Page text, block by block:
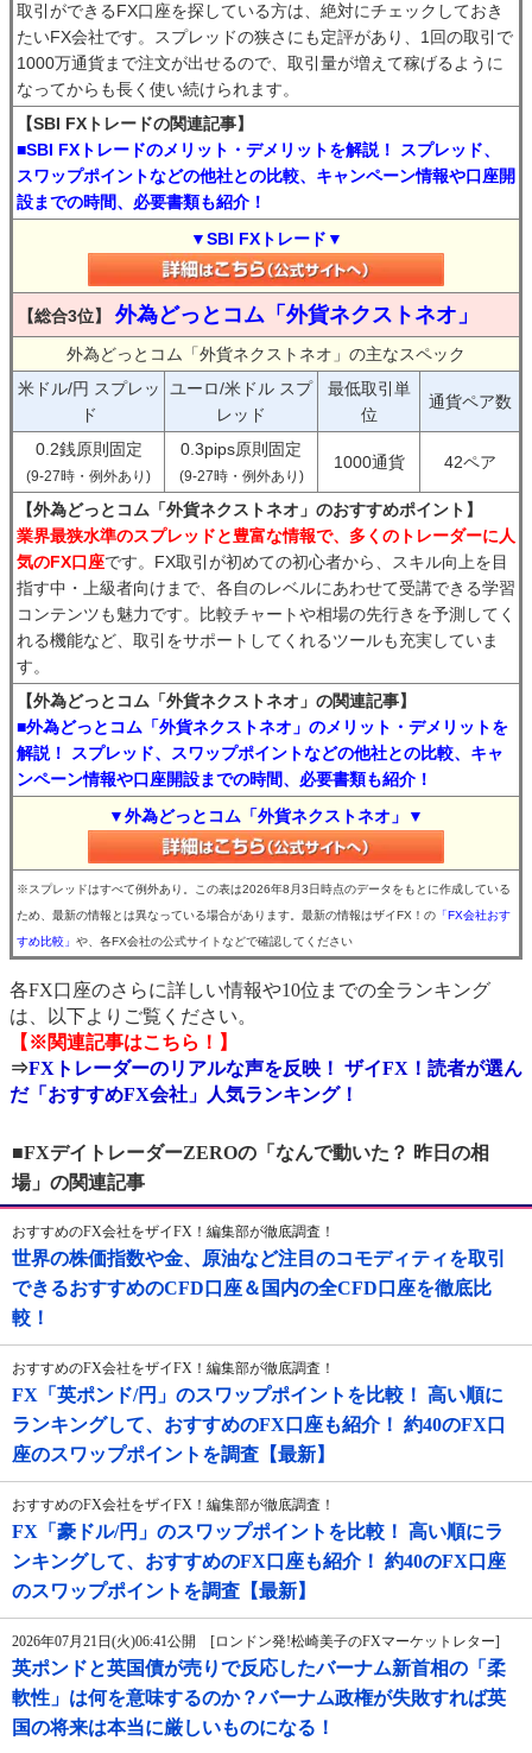
取引ができるFX口座を探している方は、絶対にチェックしておき
たいFX会社です。スプレッドの狭さにも定評があり、1回の取引で
1000万通貨まで注文が出せるので、取引量が増えて稼げるように
なってからも長く使い続けられます。
【SBI FXトレードの関連記事】
■SBI FXトレードのメリット・デメリットを解説！ スプレッド、
スワップポイントなどの他社との比較、キャンペーン情報や口座開
設までの時間、必要書類も紹介！
▼SBI FXトレード▼
【総合3位】 外為どっとコム「外貨ネクストネオ」
外為どっとコム「外貨ネクストネオ」の主なスペック
米ドル/円 スプレッ
ド
ユーロ/米ドル スプ
レッド
最低取引単
位
通貨ペア数
0.2銭原則固定
(9-27時・例外あり)
0.3pips原則固定
(9-27時・例外あり)
1000通貨 42ペア
【外為どっとコム「外貨ネクストネオ」のおすすめポイント】
業界最狭水準のスプレッドと豊富な情報で、多くのトレーダーに人
気のFX口座です。FX取引が初めての初心者から、スキル向上を目
指す中・上級者向けまで、各自のレベルにあわせて受講できる学習
コンテンツも魅力です。比較チャートや相場の先行きを予測してく
れる機能など、取引をサポートしてくれるツールも充実していま
す。
【外為どっとコム「外貨ネクストネオ」の関連記事】
■外為どっとコム「外貨ネクストネオ」のメリット・デメリットを
解説！ スプレッド、スワップポイントなどの他社との比較、キャ
ンペーン情報や口座開設までの時間、必要書類も紹介！
▼外為どっとコム「外貨ネクストネオ」▼
※スプレッドはすべて例外あり。この表は2026年8月3日時点のデータをもとに作成している
ため、最新の情報とは異なっている場合があります。最新の情報はザイFX！の 「FX会社おす
すめ比較」 や、各FX会社の公式サイトなどで確認してください
各FX口座のさらに詳しい情報や10位までの全ランキング
は、以下よりご覧ください。
【※関連記事はこちら！】
⇒FXトレーダーのリアルな声を反映！ ザイFX！読者が選ん
だ「おすすめFX会社」人気ランキング！
■FXデイトレーダーZEROの「なんで動いた？ 昨日の相
場」の関連記事
おすすめのFX会社をザイFX！編集部が徹底調査！
世界の株価指数や金、原油など注目のコモディティを取引
できるおすすめのCFD口座＆国内の全CFD口座を徹底比
較！
おすすめのFX会社をザイFX！編集部が徹底調査！
FX「英ポンド/円」のスワップポイントを比較！ 高い順に
ランキングして、おすすめのFX口座も紹介！ 約40のFX口
座のスワップポイントを調査【最新】
おすすめのFX会社をザイFX！編集部が徹底調査！
FX「豪ドル/円」のスワップポイントを比較！ 高い順にラ
ンキングして、おすすめのFX口座も紹介！ 約40のFX口座
のスワップポイントを調査【最新】
2026年07月21日(火)06:41公開 [ロンドン発!松崎美子のFXマーケットレター]
英ポンドと英国債が売りで反応したバーナム新首相の「柔
軟性」は何を意味するのか？バーナム政権が失敗すれば英
国の将来は本当に厳しいものになる！